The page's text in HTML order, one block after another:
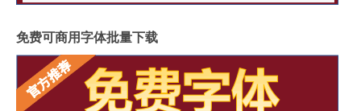
免费可商用字体批量下载